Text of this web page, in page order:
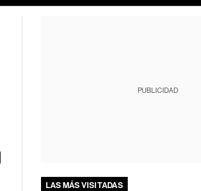
PUBLICIDAD
LAS MÁS VISITADAS